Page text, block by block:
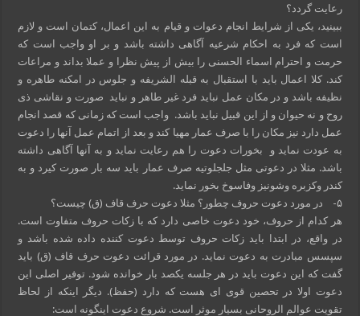
رعایت گردد؟
ببینید، یکی از شرایط انجام دعوات و قیام به این اعمال، کتمان است و لازم
است که فرد به احکام شرعیه آگاهی داشته باشد و بر او واجب است که
حرمت و احترام اسماء الحسنی را بیش از پیش نظرا و عملا بداند و مراعات
کند. کلا اعمال باید با استقبال به قبله الشریفه و جلوس در امکنه طاهره و
نظیفه باشد و در مکان عمل نباید فرد غیر طاهر و نباید صورت و نقاشی ذی
روح و نه حیوان و از این قبیل نباید باشد. واجب است که زمانی که قصد انجام
عمل دارد نیز مکان را با صرف عمار مهیا کند و بعد از اتمام عمل آنها را دعوت
به عودت نماید و بخورات دعوت را هم رعایت نماید و به آنها آگاهی داشته
باشد. مثلا در دعوتی مثل جلجلوتیه صرف عمار باید سه بار صورت کیرد و به
کندر وکزبره وشونیز وفاسوخ بخور نماید.
۵- در مورد دعوت حروف چطور؟ مثلا دعوت حرف قاف (ق) چیست؟
هر کدام از حروف، خود دعوت خاصی دارد که با زکات حروف متفاوت است.
در واقع، در ابتدا باید زکات حروف توسط دعوت کننده داده شده باشد و
سپسس مبادرت به دعوت نماید. در مورد قرائت دعوت حرف قاف (ق) باید
گفت که این دعوت باید در هر جلسه یکصد بار خوانده شود. توفیر اصلی این
دعوت اولا در تحصین قوی ای هست که دارد (حفظ). دیگر اینکه از لحاظ
تقویت عوالم الروحانی بسیار موثر است. شروع دعوت اینگونه است: